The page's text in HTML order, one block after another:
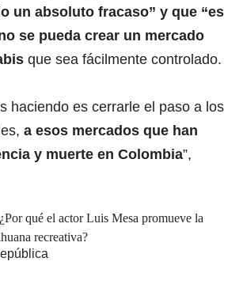
un absoluto fracaso” y que “es
se pueda crear un mercado
que sea fácilmente controlado.
haciendo es cerrarle el paso a los
a esos mercados que han
y muerte en Colombia”,
¿Por qué el actor Luis Mesa promueve la
recreativa?